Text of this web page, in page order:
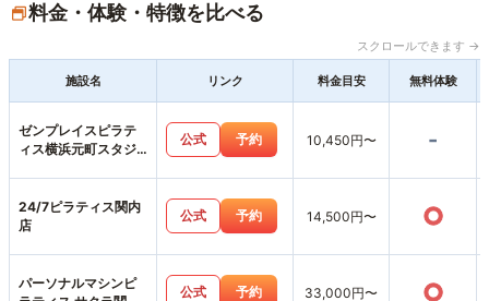
料金・体験・特徴を比べる
スクロールできます →
施設名 リンク 料金目安 無料体験
ゼンプレイスピラテ
ィス横浜元町スタジ
公式 予約 10,450円〜 -
24/7ピラティス関内
店
公式 予約 14,500円〜 ○
パーソナルマシンピ
公式 予約 33,000円〜 ○